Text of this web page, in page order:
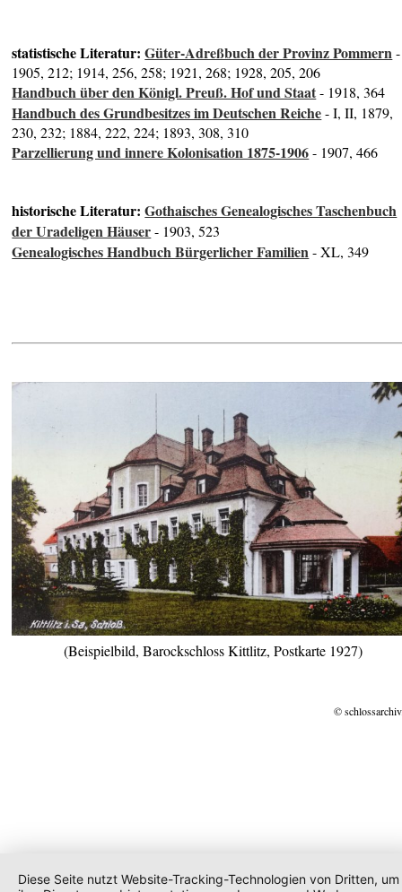
statistische Literatur:Güter-Adreßbuch der Provinz Pommern-
1905, 212; 1914, 256, 258; 1921, 268; 1928, 205, 206
Handbuch über den Königl. Preuß. Hof und Staat- 1918, 364
Handbuch des Grundbesitzes im Deutschen Reiche- I, II, 1879,
230, 232; 1884, 222, 224; 1893, 308, 310
Parzellierung und innere Kolonisation 1875-1906- 1907, 466
historische Literatur:Gothaisches Genealogisches Taschenbuch
der Uradeligen Häuser- 1903, 523
Genealogisches Handbuch Bürgerlicher Familien- XL, 349
(Beispielbild, Barockschloss Kittlitz, Postkarte 1927)
©
Diese Seite nutzt Website-Tracking-Technologien von Dritten, um